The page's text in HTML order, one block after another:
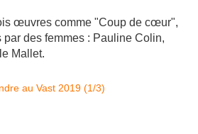
œuvres comme "Coup de cœur",
des femmes : Pauline Colin,
Mallet.